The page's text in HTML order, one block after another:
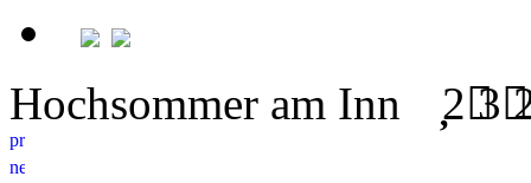
Hochsommer am Inn 2 3